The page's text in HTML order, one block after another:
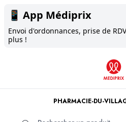
📱 App Médiprix
Envoi d'ordonnances, prise de
plus !
PHARMACIE-DU-